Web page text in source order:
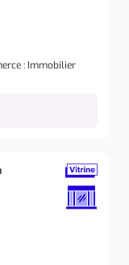
: Immobilier